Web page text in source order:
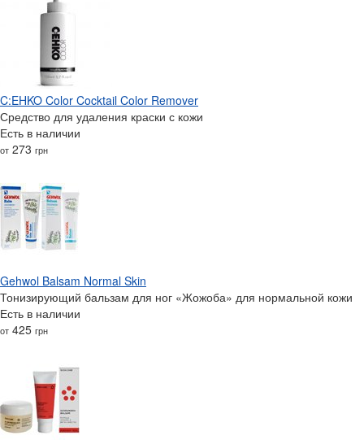
C:EHKO Color Cocktail Color Remover
Средство для удаления краски с кожи
Есть в наличии
от 273 грн
Gehwol Balsam Normal Skin
Тонизирующий бальзам для ног «Жожоба» для нормальной кожи
Есть в наличии
от 425 грн